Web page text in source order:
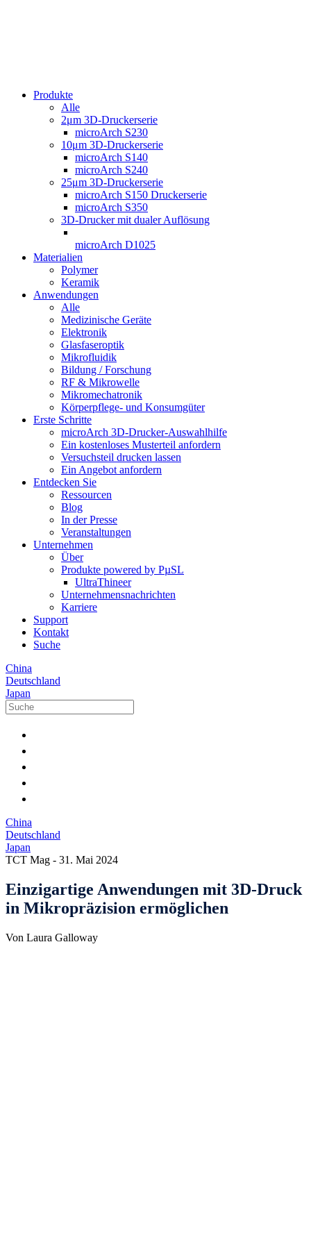
Produkte
Alle
2μm 3D-Druckerserie
microArch S230
10μm 3D-Druckerserie
microArch S140
microArch S240
25μm 3D-Druckerserie
microArch S150 Druckerserie
microArch S350
3D-Drucker mit dualer Auflösung
microArch D1025
Materialien
Polymer
Keramik
Anwendungen
Alle
Medizinische Geräte
Elektronik
Glasfaseroptik
Mikrofluidik
Bildung / Forschung
RF & Mikrowelle
Mikromechatronik
Körperpflege- und Konsumgüter
Erste Schritte
microArch 3D-Drucker-Auswahlhilfe
Ein kostenloses Musterteil anfordern
Versuchsteil drucken lassen
Ein Angebot anfordern
Entdecken Sie
Ressourcen
Blog
In der Presse
Veranstaltungen
Unternehmen
Über
Produkte powered by PµSL
UltraThineer
Unternehmensnachrichten
Karriere
Support
Kontakt
Suche
China
Deutschland
Japan
China
Deutschland
Japan
TCT Mag - 31. Mai 2024
Einzigartige Anwendungen mit 3D-Druck
in Mikropräzision ermöglichen
Von Laura Galloway